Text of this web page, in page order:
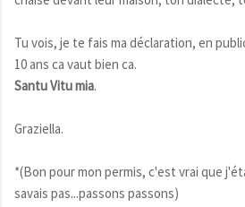
Tu vois, je te fais ma déclaration, en
10 ans ca vaut bien ca.
Santu Vitu mia.
Graziella.
*(Bon pour mon permis, c'est vrai que
savais pas...passons passons)